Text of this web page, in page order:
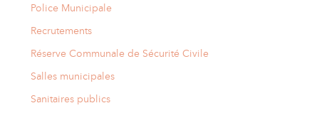
Police Municipale
Recrutements
Réserve Communale de Sécurité Civile
Salles municipales
Sanitaires publics